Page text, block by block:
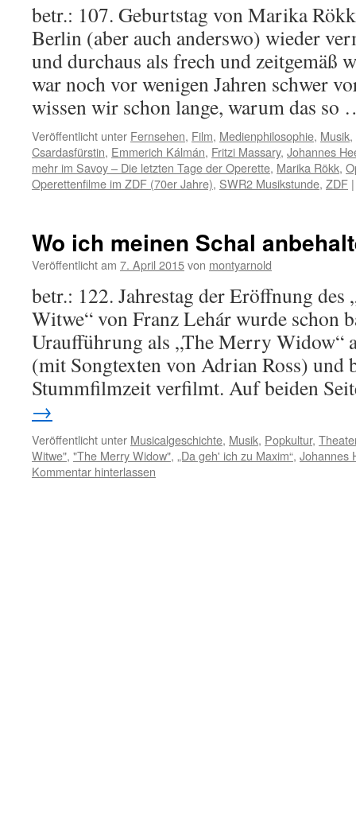
betr.: 107. Geburtstag von Marika
Berlin (aber auch anderswo) wieder
und durchaus als frech und zeitgemäß
war noch vor wenigen Jahren schwer
wissen wir schon lange, warum das
Veröffentlicht unter Fernsehen, Film, Medienphilosophie, Musik,
Csardasfürstin, Emmerich Kálmán, Fritzi Massary, Johannes
mehr im Savoy – Die letzten Tage der Operette, Marika Rökk,
Operettenfilme im ZDF (70er Jahre), SWR2 Musikstunde, ZDF |
Wo ich meinen Schal
Veröffentlicht am 7. April 2015von montyarnold
betr.: 122. Jahrestag der Eröffnung des
Witwe“ von Franz Lehár wurde schon
Uraufführung als „The Merry Widow“
(mit Songtexten von Adrian Ross) und
Stummfilmzeit verfilmt. Auf beiden
→
Veröffentlicht unter Musicalgeschichte, Musik, Popkultur,
Witwe", "The Merry Widow", „Da geh' ich zu Maxim“, Johannes
Kommentar hinterlassen